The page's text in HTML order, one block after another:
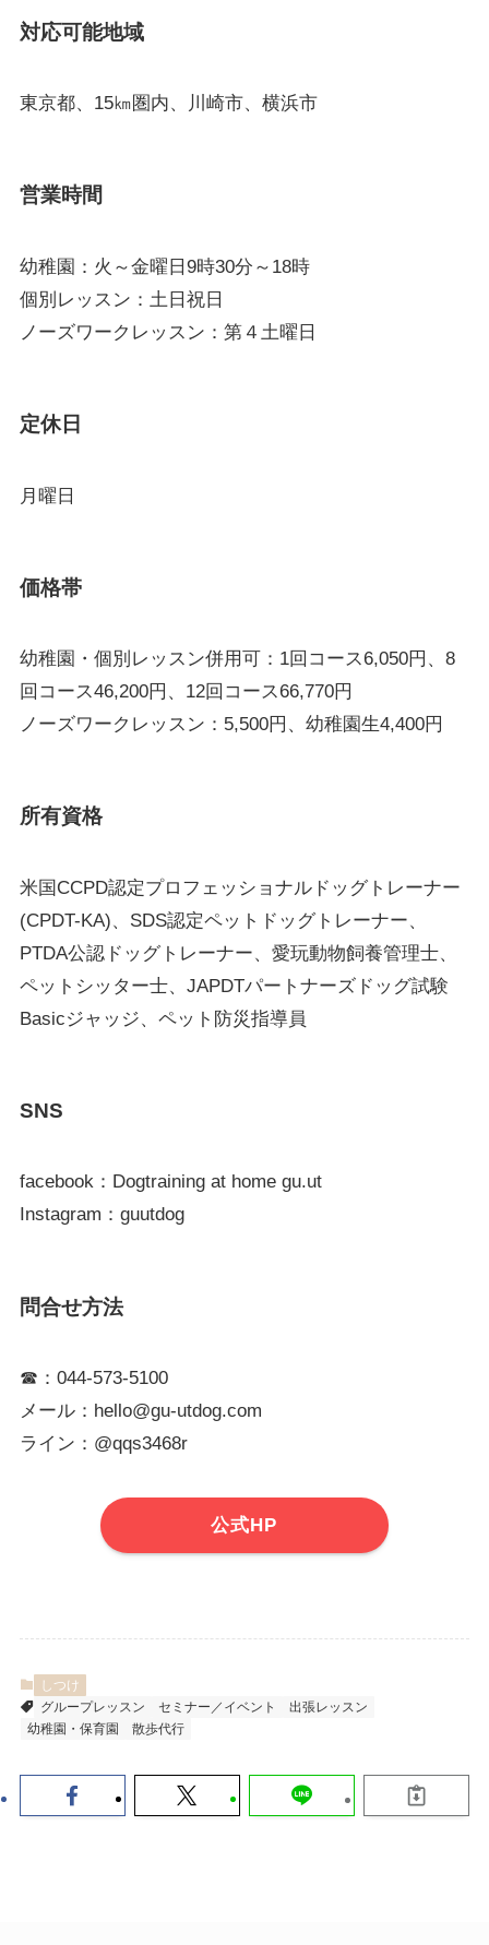
対応可能地域
東京都、15㎞圏内、川崎市、横浜市
営業時間
幼稚園：火～金曜日9時30分～18時
個別レッスン：土日祝日
ノーズワークレッスン：第４土曜日
定休日
月曜日
価格帯
幼稚園・個別レッスン併用可：1回コース6,050円、8
回コース46,200円、12回コース66,770円
ノーズワークレッスン：5,500円、幼稚園生4,400円
所有資格
米国CCPD認定プロフェッショナルドッグトレーナー
(CPDT-KA)、SDS認定ペットドッグトレーナー、
PTDA公認ドッグトレーナー、愛玩動物飼養管理士、
ペットシッター士、JAPDTパートナーズドッグ試験
Basicジャッジ、ペット防災指導員
SNS
facebook：Dogtraining at home gu.ut
Instagram：guutdog
問合せ方法
☎：044-573-5100
メール：hello@gu-utdog.com
ライン：@qqs3468r
公式HP
しつけ
グループレッスン
セミナー／イベント
出張レッスン
幼稚園・保育園
散歩代行